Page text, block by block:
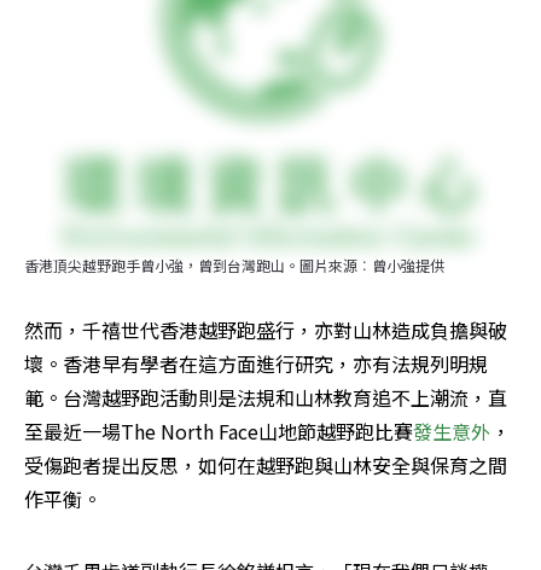
香港頂尖越野跑手曾小強，曾到台灣跑山。圖片來源︰曾小強提供
然而，千禧世代香港越野跑盛行，亦對山林造成負擔與破
壞。香港早有學者在這方面進行研究，亦有法規列明規
範。台灣越野跑活動則是法規和山林教育追不上潮流，直
至最近一場The North Face山地節越野跑比賽發生意外 ，
受傷跑者提出反思，如何在越野跑與山林安全與保育之間
作平衡。